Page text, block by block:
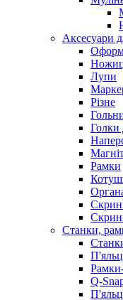
Аксесуари
Лупи
Різне
Голки
Рамки
Станки,
Q-